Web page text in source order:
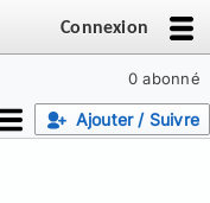
Connexion
0 abonné
Ajouter / Suivre